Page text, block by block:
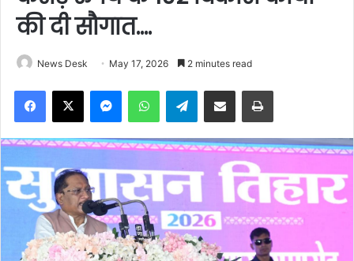
की दी सौगात….
News Desk May 17, 2026 2 minutes read
Facebook
X MessengerWhatsAppTelegramShare via Email Print